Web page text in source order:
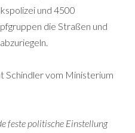
und 4500
die Straßen und
Schindler vom Ministerium
feste politische Einstellung